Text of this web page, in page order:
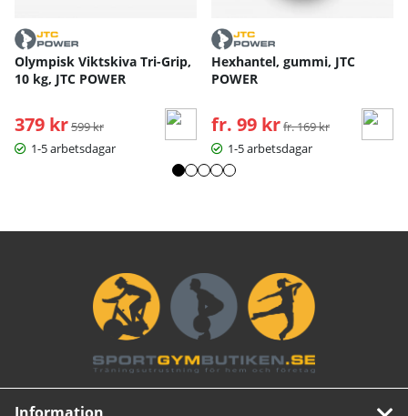
Olympisk Viktskiva Tri-Grip,
10 kg, JTC POWER
379 kr Ordinarie pris:
599 kr
1-5 arbetsdagar
Hexhantel, gummi, JTC
POWER
fr. 99 kr Ordinarie pris:
fr. 169 kr
1-5 arbetsdagar